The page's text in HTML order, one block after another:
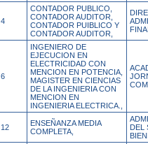
4
CONTADOR PUBLICO,
CONTADOR AUDITOR,
CONTADOR PUIBLICO Y
CONTADOR AUDITOR,
6
INGENIERO DE
EJECUCION EN
ELECTRICIDAD CON
MENCION EN POTENCIA,
MAGISTER EN CIENCIAS
DE LA INGENIERIA CON
MENCION EN
INGENIERIA ELECTRICA.,
12
ENSEÑANZA MEDIA
COMPLETA,
DEL